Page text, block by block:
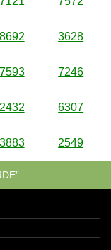
8692 3628
7593 7246
2432 6307
3883 2549